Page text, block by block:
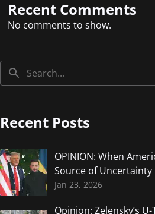
Recent Comments
No comments to show.
Recent Posts
OPINION: When
Source of Uncertainty
Jan 23, 2026
Opinion: Zelensky’s